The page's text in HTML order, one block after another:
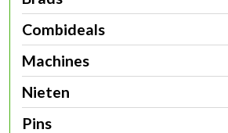
Combideals
Machines
Nieten
Pins